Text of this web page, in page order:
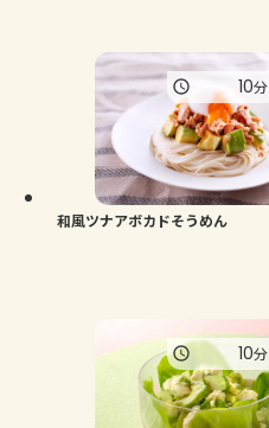
和風ツナアボカドそうめん
10分
10分